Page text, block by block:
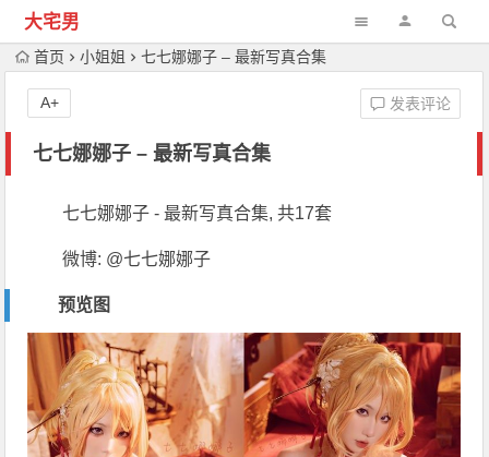
大宅男
首页 小姐姐 七七娜娜子 – 最新写真合集
七七娜娜子 – 最新写真合集
发表评论
A+
七七娜娜子 - 最新写真合集, 共17套
微博: @七七娜娜子
预览图